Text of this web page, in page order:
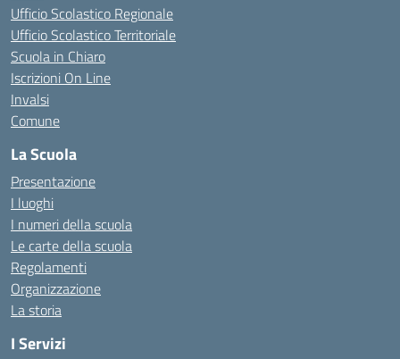
Ufficio Scolastico Regionale
Ufficio Scolastico Territoriale
Scuola in Chiaro
Iscrizioni On Line
Invalsi
Comune
La Scuola
Presentazione
I luoghi
I numeri della scuola
Le carte della scuola
Regolamenti
Organizzazione
La storia
I Servizi